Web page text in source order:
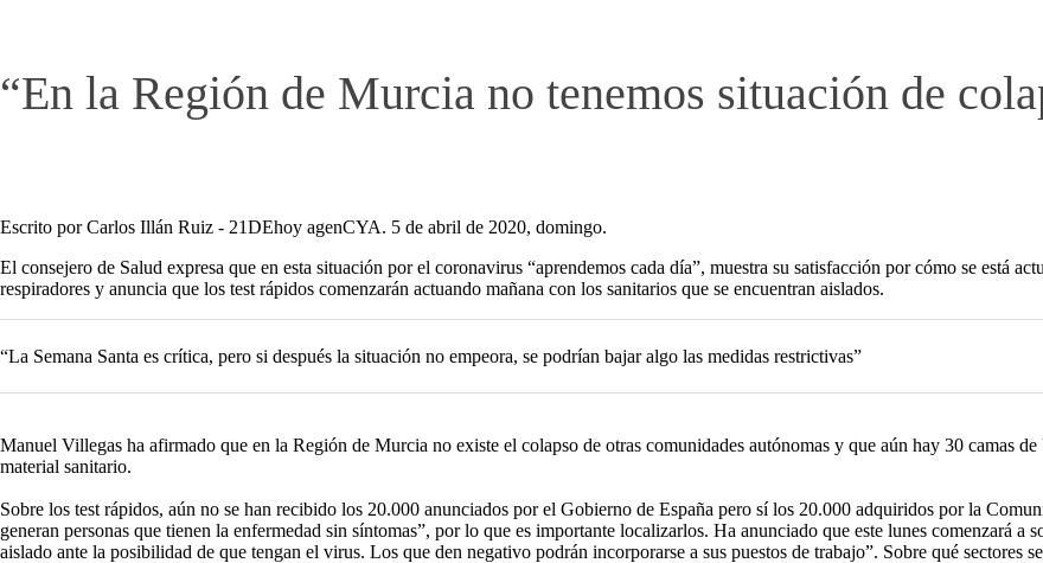
“En la Región de Murcia no tenemos situación de
Escrito por Carlos Illán Ruiz - 21DEhoy agenCYA. 5 de abril de 2020, domingo.
El consejero de Salud expresa que en esta situación por el coronavirus “aprendemos cada día”, muestra su satisfacción por cómo se está
respiradores y anuncia que los test rápidos comenzarán actuando mañana con los sanitarios que se encuentran aislados.
“La Semana Santa es crítica, pero si después la situación no empeora, se podrían bajar algo las medidas restrictivas”
Manuel Villegas ha afirmado que en la Región de Murcia no existe el colapso de otras comunidades autónomas y que aún hay 30 camas
material sanitario.
Sobre los test rápidos, aún no se han recibido los 20.000 anunciados por el Gobierno de España pero sí los 20.000 adquiridos por la
generan personas que tienen la enfermedad sin síntomas”, por lo que es importante localizarlos. Ha anunciado que este lunes comenzará a
aislado ante la posibilidad de que tengan el virus. Los que den negativo podrán incorporarse a sus puestos de trabajo”. Sobre qué sectores